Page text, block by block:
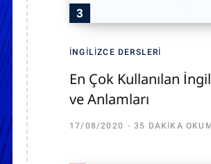
İNGILIZCE DERSLERI
En Çok Kullanılan
ve Anlamları
17/08/2020 35 DAKIKA